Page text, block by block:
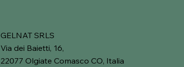
GELNAT SRLS
Via dei Baietti, 16,
22077 Olgiate Comasco CO, Italia